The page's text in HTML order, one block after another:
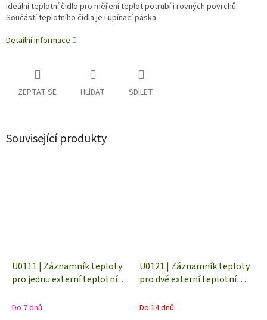
Ideální teplotní čidlo pro měření teplot potrubí i rovných povrchů.
Součástí teplotního čidla je i upínací páska
Detailní informace
ZEPTAT SE HLÍDAT SDÍLET
Související produkty
U0111 | Záznamník teploty
pro jednu externí teplotní
Do 7 dnů
U0121 | Záznamník teploty
pro dvě externí teplotní
Do 14 dnů